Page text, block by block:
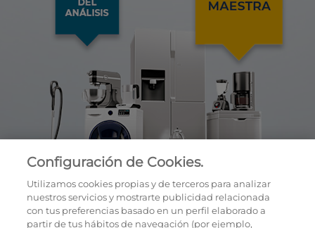
Configuración de Cookies.
Utilizamos cookies propias y de terceros para analizar
nuestros servicios y mostrarte publicidad relacionada
con tus preferencias basado en un perfil elaborado a
partir de tus hábitos de navegación (por ejemplo,